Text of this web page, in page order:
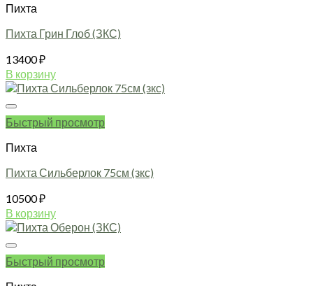
Пихта
Пихта Грин Глоб (ЗКС)
13400₽
В корзину
Быстрый просмотр
Пихта
Пихта Сильберлок 75см (зкс)
10500₽
В корзину
Быстрый просмотр